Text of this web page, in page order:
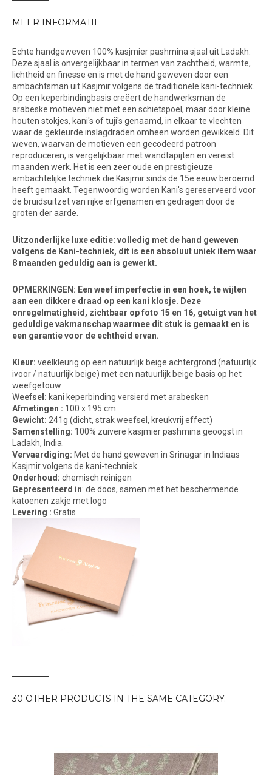
MEER INFORMATIE
Echte handgeweven 100% kasjmier pashmina sjaal uit Ladakh.
Deze sjaal is onvergelijkbaar in termen van zachtheid, warmte,
lichtheid en finesse en is met de hand geweven door een
ambachtsman uit Kasjmir volgens de traditionele kani-techniek.
Op een keperbindingbasis creëert de handwerksman de
arabeske motieven niet met een schietspoel, maar door kleine
houten stokjes, kani's of tuji's genaamd, in elkaar te vlechten
waar de gekleurde inslagdraden omheen worden gewikkeld. Dit
weven, waarvan de motieven een gecodeerd patroon
reproduceren, is vergelijkbaar met wandtapijten en vereist
maanden werk. Het is een zeer oude en prestigieuze
ambachtelijke techniek die Kasjmir sinds de 15e eeuw beroemd
heeft gemaakt. Tegenwoordig worden Kani's gereserveerd voor
de bruidsuitzet van rijke erfgenamen en gedragen door de
groten der aarde.
Uitzonderlijke luxe editie: volledig met de hand geweven
volgens de Kani-techniek, dit is een absoluut uniek item waar
8 maanden geduldig aan is gewerkt.
OPMERKINGEN: Een weef imperfectie in een hoek, te wijten
aan een dikkere draad op een kani klosje. Deze
onregelmatigheid, zichtbaar op foto 15 en 16, getuigt van het
geduldige vakmanschap waarmee dit stuk is gemaakt en is
een garantie voor de echtheid ervan.
Kleur: veelkleurig op een natuurlijk beige achtergrond (natuurlijk
ivoor / natuurlijk beige) met een natuurlijk beige basis op het
weefgetouw
Weefsel: kani keperbinding versierd met arabesken
Afmetingen : 100 x 195 cm
Gewicht: 241g (dicht, strak weefsel, kreukvrij effect)
Samenstelling: 100% zuivere kasjmier pashmina geoogst in
Ladakh, India.
Vervaardiging: Met de hand geweven in Srinagar in Indiaas
Kasjmir volgens de kani-techniek
Onderhoud: chemisch reinigen
Gepresenteerd in: de doos, samen met het beschermende
katoenen zakje met logo
Levering : Gratis
30 OTHER PRODUCTS IN THE SAME CATEGORY: